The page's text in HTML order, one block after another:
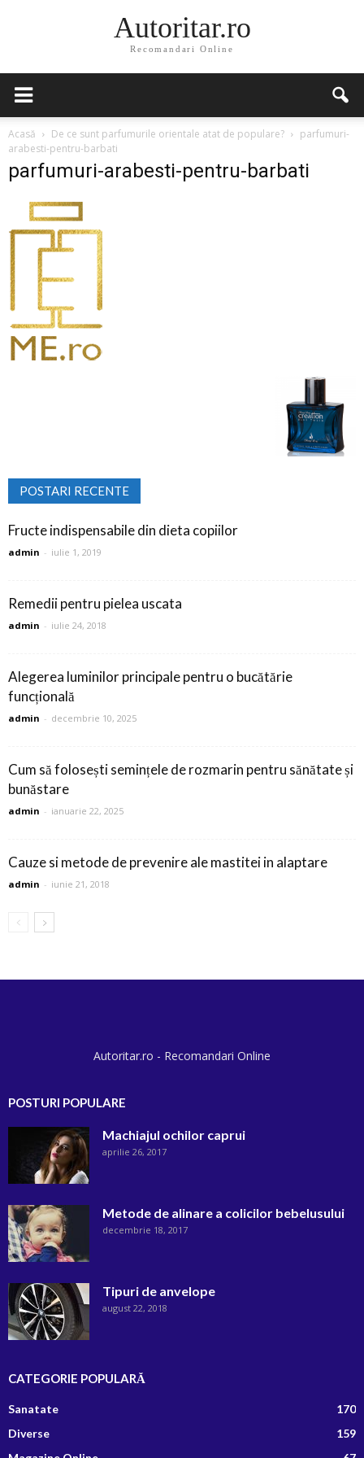
Autoritar.ro
Recomandari Online
Acasă De ce sunt parfumurile orientale atat de populare?
parfumuri-
arabesti-pentru-barbati
parfumuri-arabesti-pentru-barbati
POSTARI RECENTE
Fructe indispensabile din dieta copiilor
admin - iulie 1, 2019
Remedii pentru pielea uscata
admin - iulie 24, 2018
Alegerea luminilor principale pentru o bucătărie
funcțională
admin - decembrie 10, 2025
Cum să folosești semințele de rozmarin pentru sănătate și
bunăstare
admin - ianuarie 22, 2025
Cauze si metode de prevenire ale mastitei in alaptare
admin - iunie 21, 2018
Autoritar.ro - Recomandari Online
POSTURI POPULARE
Machiajul ochilor caprui
aprilie 26, 2017
Metode de alinare a colicilor bebelusului
decembrie 18, 2017
Tipuri de anvelope
august 22, 2018
CATEGORIE POPULARĂ
Sanatate
170
Diverse
159